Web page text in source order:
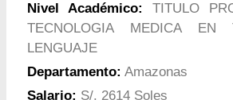
Nivel Académico:
TITULO
TECNOLOGIA MEDICA EN
LENGUAJE
Departamento: Amazonas
Salario: S/. 2614 Soles